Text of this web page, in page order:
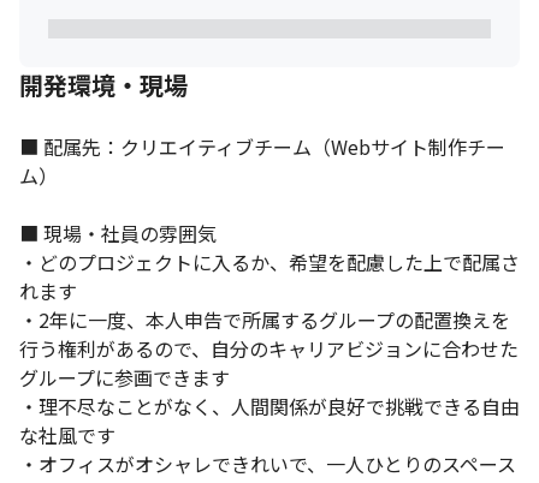
開発環境・現場
■ 配属先：クリエイティブチーム（Webサイト制作チー
ム）
■ 現場・社員の雰囲気
・どのプロジェクトに入るか、希望を配慮した上で配属さ
れます
・2年に一度、本人申告で所属するグループの配置換えを
行う権利があるので、自分のキャリアビジョンに合わせた
グループに参画できます
・理不尽なことがなく、人間関係が良好で挑戦できる自由
な社風です
・オフィスがオシャレできれいで、一人ひとりのスペース